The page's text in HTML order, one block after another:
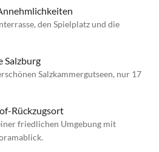
den Spielplatz und die
Salzburg
Salzkammergutseen, nur 17
Rückzugsort
friedlichen Umgebung mit